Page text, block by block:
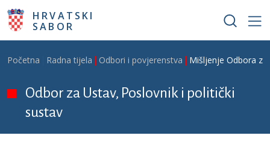
Skoči na glavni sadržaj
HRVATSKI
SABOR
Breadcrumb
Početna Radna tijela Odbori i povjerenstva Mišljenje Odbora
Odbor za Ustav, Poslovnik i politički
sustav